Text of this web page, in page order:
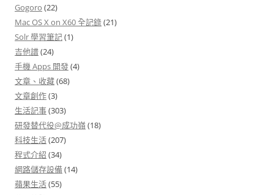
Gogoro (22)
Mac OS X on X60 全記錄(21)
Solr 學習筆記(1)
吉他譜(24)
手機 Apps 開發(4)
文章、收藏(68)
文章創作(3)
生活記事(303)
研發替代役@成功嶺(18)
科技生活(207)
程式介紹 (34)
網路儲存設備(14)
蘋果生活(55)